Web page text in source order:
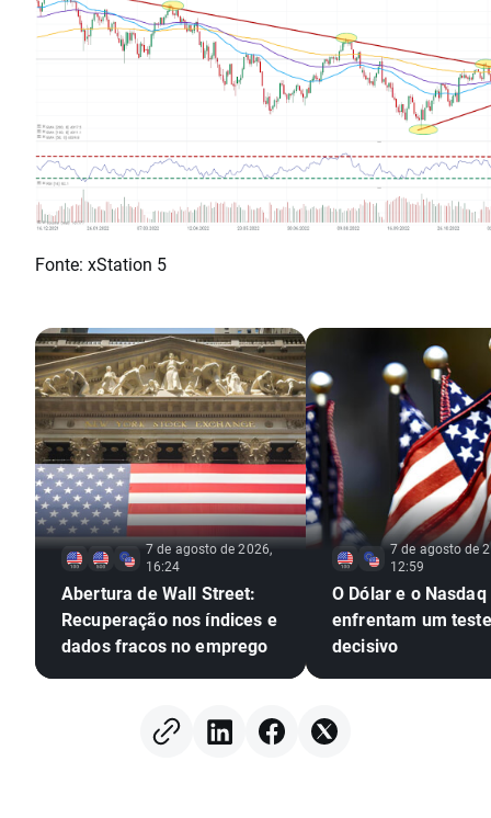
Fonte: xStation 5
7 de agosto de 2026,
16:24
Abertura de Wall Street:
Recuperação nos índices e
dados fracos no emprego
7 de agosto de
12:59
O Dólar e o Nasdaq
enfrentam um teste
decisivo